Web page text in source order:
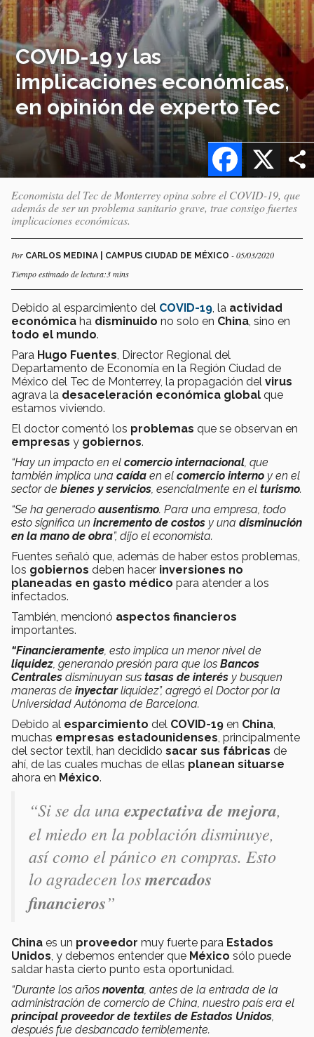
COVID-19 y las
implicaciones económicas,
en opinión de experto Tec
X
Facebook
Economista del Tec de Monterrey opina sobre el COVID-19, que
además de ser un problema sanitario grave, trae consigo fuertes
implicaciones económicas.
Por CARLOS MEDINA | CAMPUS CIUDAD DE MÉXICO - 05/03/2020
Tiempo estimado de lectura:3 mins
Debido al esparcimiento del COVID-19 , la actividad
económica ha disminuido no solo en China , sino en
todo el mundo.
Para Hugo Fuentes , Director Regional del
Departamento de Economía en la Región Ciudad de
México del Tec de Monterrey, la propagación del virus
agrava la desaceleración económica global que
estamos viviendo.
El doctor comentó los problemas que se observan en
empresas y gobiernos.
“Hay un impacto en el comercio internacional , que
también implica una caída en el comercio interno y en el
sector de bienes y servicios , esencialmente en el turismo.
“Se ha generado ausentismo. Para una empresa, todo
esto significa un incremento de costos y una disminución
en la mano de obra”, dijo el economista.
Fuentes señaló que, además de haber estos problemas,
los gobiernos deben hacer inversiones no
planeadas en gasto médico para atender a los
infectados.
También, mencionó aspectos financieros
importantes.
“Financieramente , esto implica un menor nivel de
liquidez , generando presión para que los Bancos
Centrales disminuyan sus tasas de interés y busquen
maneras de inyectarliquidez”, agregó el Doctor por la
Universidad Autónoma de Barcelona.
Debido al esparcimiento del COVID-19 en China
muchas empresas estadounidenses , principalmente
del sector textil, han decidido sacar sus fábricas de
ahí, de las cuales muchas de ellas planean situarse
ahora en México.
“Si se da unaexpectativa de mejora,
el miedo en la población disminuye,
así como el pánico en compras. Esto
lo agradecen losmercados
financieros”
China es un proveedor muy fuerte para Estados
Unidos , y debemos entender que México sólo puede
saldar hasta cierto punto esta oportunidad.
“Durante los años noventa , antes de la entrada de la
administración de comercio de China, nuestro país era el
principal proveedor de textiles de Estados Unidos
después fue desbancado terriblemente.